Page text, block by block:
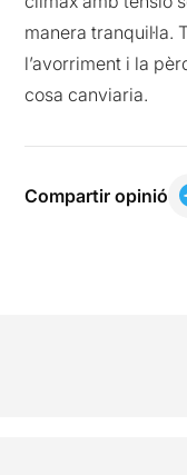
manera tranquil·la.
l’avorriment i la
cosa canviaria.
Compartir opinió